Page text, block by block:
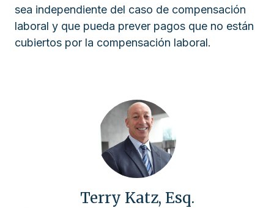
sea independiente del caso de compensación
laboral y que pueda prever pagos que no están
cubiertos por la compensación laboral.
Terry Katz, Esq.